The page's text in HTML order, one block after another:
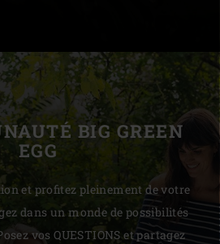
BIG GREEN
EGG
et profitez pleinement de votre
dans un monde de possibilités
vos QUESTIONS et partagez